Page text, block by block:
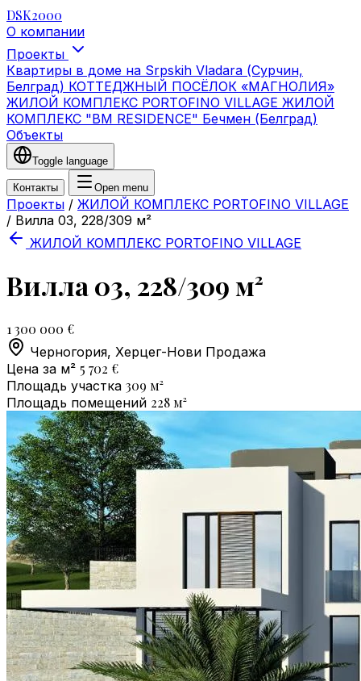
DSK2000
О компании
Проекты
Квартиры в доме на Srpskih Vladara (Сурчин,
Белград) КОТТЕДЖНЫЙ ПОСЁЛОК «МАГНОЛИЯ»
ЖИЛОЙ КОМПЛЕКС PORTOFINO VILLAGE ЖИЛОЙ
КОМПЛЕКС "BM RESIDENCE" Бечмен (Белград)
Объекты
Toggle language
Контакты Open menu
Проекты / ЖИЛОЙ КОМПЛЕКС PORTOFINO VILLAGE
/ Вилла 03, 228/309 м²
ЖИЛОЙ КОМПЛЕКС PORTOFINO VILLAGE
Вилла 03, 228/309 м²
1 300 000 €
Черногория, Херцег-Нови Продажа
Цена за м² 5 702 €
Площадь участка 309 м²
Площадь помещений 228 м²